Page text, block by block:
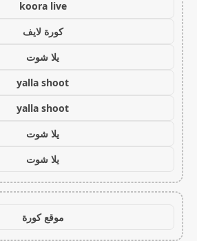
koora live
كورة لايف
يلا شوت
yalla shoot
yalla shoot
يلا شوت
يلا شوت
موقع كورة